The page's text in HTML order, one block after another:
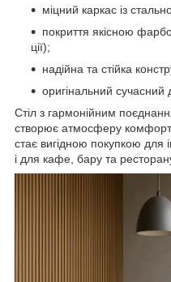
міцний каркас із
покриття якісною
ції);
надійна та стійка
оригінальний сучасний
Стіл з гармонійним
створює атмосферу
стає вигідною покупкою для
і для кафе, бару та